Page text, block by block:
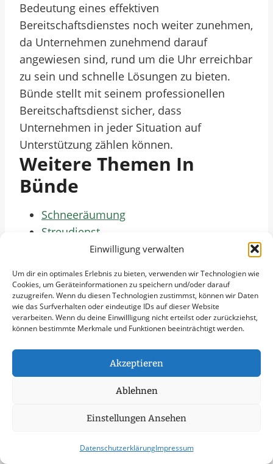
Einwilligung verwalten
Um dir ein optimales Erlebnis zu bieten, verwenden wir Technologien wie
Cookies, um Geräteinformationen zu speichern und/oder darauf
zuzugreifen. Wenn du diesen Technologien zustimmst, können wir Daten
wie das Surfverhalten oder eindeutige IDs auf dieser Website
verarbeiten. Wenn du deine Einwillligung nicht erteilst oder zurückziehst,
können bestimmte Merkmale und Funktionen beeinträchtigt werden.
Akzeptieren
Ablehnen
Einstellungen Ansehen
DatenschutzerklärungImpressum
Bedeutung eines effektiven
Bereitschaftsdienstes noch weiter zunehmen,
da Unternehmen zunehmend darauf
angewiesen sind, rund um die Uhr erreichbar
zu sein und schnelle Lösungen zu bieten.
Bünde stellt mit seinem professionellen
Bereitschaftsdienst sicher, dass
Unternehmen in jeder Situation auf
Unterstützung zählen können.
Weitere Themen In
Bünde
Schneeräumung
Streudienst
Eisglättebekämpfung
Räumung von öffentlichen Flächen
Notfallservice
Weitere Kategorien In
Grünpflege in Bünde
Gartenbau in Bünde
Graupflege in Bünde